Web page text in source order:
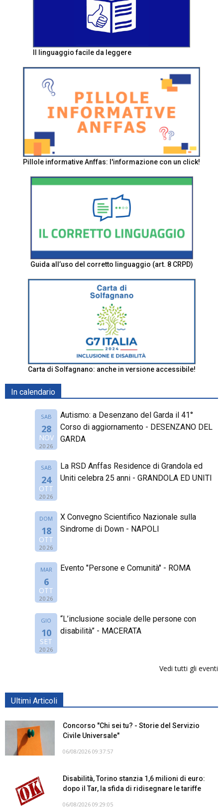
Il linguaggio facile da leggere
Pillole informative Anffas: l'informazione con un click!
Guida all’uso del corretto linguaggio (art. 8 CRPD)
Carta di Solfagnano: anche in versione accessibile!
In calendario
SAB
28
NOV
2026
Autismo: a Desenzano del Garda il 41°
Corso di aggiornamento - DESENZANO DEL
GARDA
SAB
24
OTT
2026
La RSD Anffas Residence di Grandola ed
Uniti celebra 25 anni - GRANDOLA ED UNITI
DOM
18
OTT
2026
X Convegno Scientifico Nazionale sulla
Sindrome di Down - NAPOLI
MAR
6
OTT
2026
Evento "Persone e Comunità" - ROMA
GIO
10
SET
2026
“L’inclusione sociale delle persone con
disabilità” - MACERATA
Vedi tutti gli eventi
Ultimi Articoli
Concorso "Chi sei tu? - Storie del Servizio
Civile Universale"
06/08/2026 09:37:57
Disabilità, Torino stanzia 1,6 milioni di euro:
dopo il Tar, la sfida di ridisegnare le tariffe
06/08/2026 09:29:05